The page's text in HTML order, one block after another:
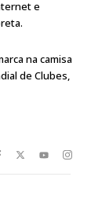
e
na camisa
de Clubes,